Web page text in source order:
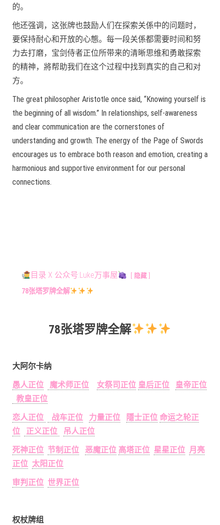
的。
他还强调，这张牌也鼓励人们在探索关係中的问题时，
要保持耐心和开放的心態。每一段关係都需要时间和努
力去打磨，宝剑侍者正位所带来的清晰思维和勇敢探索
的精神，將帮助我们在这个过程中找到真实的自己和对
方。
The great philosopher Aristotle once said, “Knowing yourself is
the beginning of all wisdom.” In relationships, self-awareness
and clear communication are the cornerstones of
understanding and growth. The energy of the Page of Swords
encourages us to embrace both reason and emotion, creating a
harmonious and supportive environment for our personal
connections.
目录 X 公众号:Luke万事屋 隐藏
78张塔罗牌全解
78张塔罗牌全解
大阿尔卡纳
愚人正位
魔术师正位 女祭司正位 皇后正位
皇帝正位
教皇正位
恋人正位
战车正位 力量正位 隱士正位 命运之轮正
位
正义正位
吊人正位
死神正位 节制正位 恶魔正位 高塔正位 星星正位 月亮
正位 太阳正位
审判正位 世界正位
权杖牌组